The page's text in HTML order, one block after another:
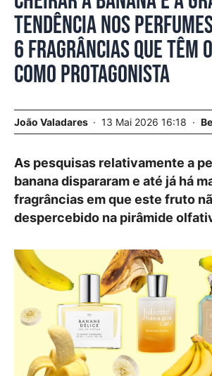
tendência nos
6 fragrâncias que têm
como protagonista
João Valadares 13 Mai 2026 16:18
As pesquisas relativamente a
banana dispararam e até já há
fragrâncias em que este fruto
despercebido na pirâmide